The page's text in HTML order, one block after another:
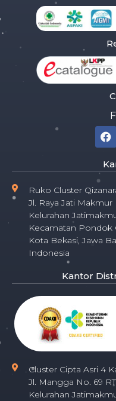
Ruko Cluster
Jl. Raya Jati Makmur
Kelurahan
Kecamatan Pondok
Kota Bekasi, Jawa
Indonesia
Kantor
Cluster Cipta Asri 4
Jl. Mangga No. 69
Kelurahan